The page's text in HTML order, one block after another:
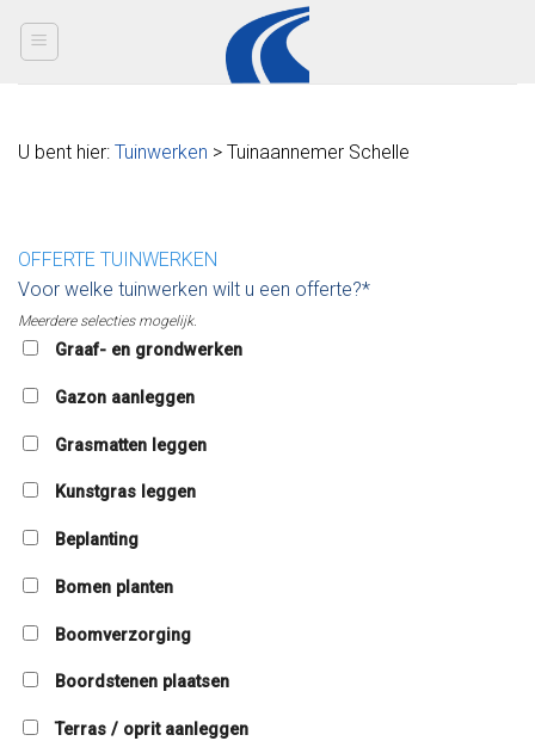
U bent hier: Tuinwerken > Tuinaannemer Schelle
OFFERTE TUINWERKEN
Voor welke tuinwerken wilt u een offerte?*
Meerdere selecties mogelijk.
Graaf- en grondwerken
Gazon aanleggen
Grasmatten leggen
Kunstgras leggen
Beplanting
Bomen planten
Boomverzorging
Boordstenen plaatsen
Terras / oprit aanleggen